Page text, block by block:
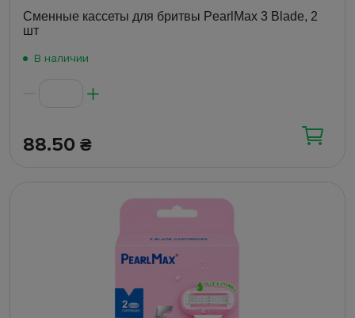
Сменные кассеты для бритвы PearlMax 3 Blade, 2
шт
В наличии
88.50 ₴